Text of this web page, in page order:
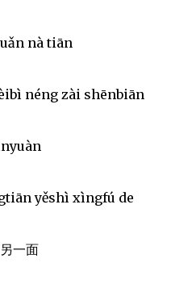
nà tiān
néng zài shēnbiān
yěshì xìngfú de
一面